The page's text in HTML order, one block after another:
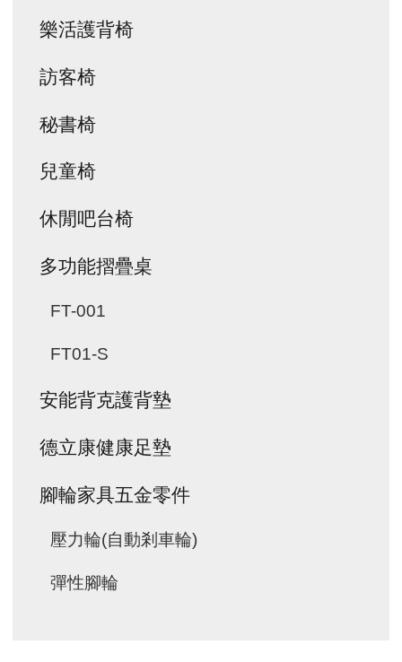
樂活護背椅
訪客椅
秘書椅
兒童椅
休閒吧台椅
多功能摺疊桌
FT-001
FT01-S
安能背克護背墊
德立康健康足墊
腳輪家具五金零件
壓力輪(自動剎車輪)
彈性腳輪